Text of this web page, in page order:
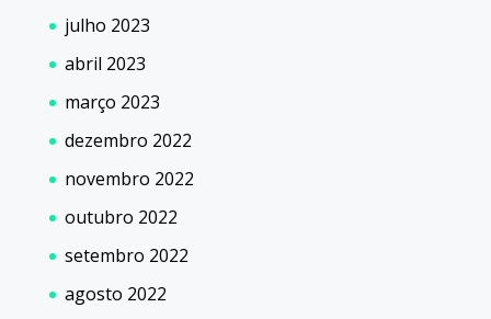
julho 2023
abril 2023
março 2023
dezembro 2022
novembro 2022
outubro 2022
setembro 2022
agosto 2022